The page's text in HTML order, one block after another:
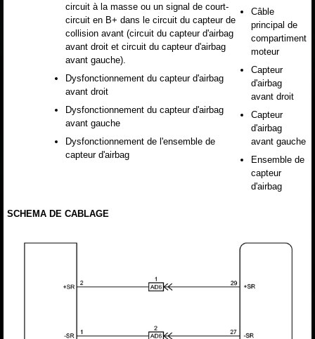
circuit à la masse ou un signal de court-
circuit en B+ dans le circuit du capteur de
collision avant (circuit du capteur d'airbag
avant droit et circuit du capteur d'airbag
avant gauche).
Dysfonctionnement du capteur d'airbag
avant droit
Dysfonctionnement du capteur d'airbag
avant gauche
Dysfonctionnement de l'ensemble de
capteur d'airbag
Câble
principal de
compartiment
moteur
Capteur
d'airbag
avant droit
Capteur
d'airbag
avant gauche
Ensemble de
capteur
d'airbag
SCHEMA DE CABLAGE